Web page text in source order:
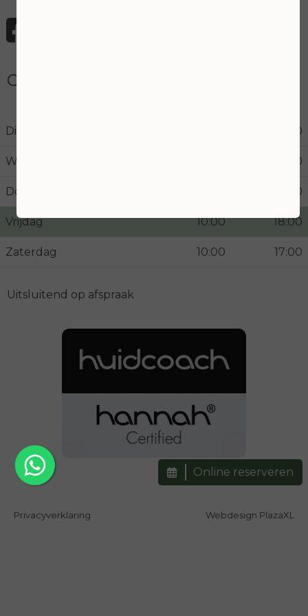
Openingstijden
Dinsdag 18:00
Woensdag 21:00
Donderdag 18:00
Vrijdag 10:00 18:00
Zaterdag 10:00 17:00
Uitsluitend op afspraak
Online reserveren
Privacyverklaring Webdesign PlazaXL